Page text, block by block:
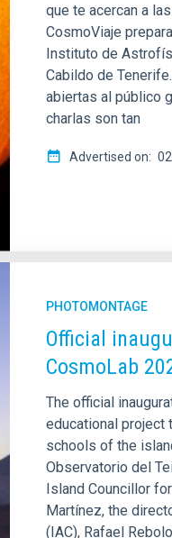
que te acercan a
CosmoViaje
Instituto de
Cabildo de
abiertas al público
charlas son tan
Advertised on
PHOTOMONTAGE
Official
CosmoLab
The official
educational project
schools of the
Observatorio del
Island Councillor
Martínez, the
(IAC), Rafael